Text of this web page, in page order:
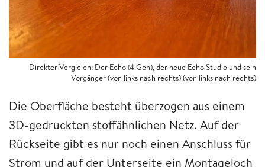
Direkter Vergleich: Der Echo (4.Gen), der neue Echo Studio und sein
Vorgänger (von links nach rechts) (von links nach rechts)
Die Oberfläche besteht überzogen aus einem
3D-gedruckten stoffähnlichen Netz. Auf der
Rückseite gibt es nur noch einen Anschluss für
Strom und auf der Unterseite ein Montageloch